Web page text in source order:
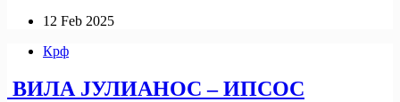
12 Feb 2025
Крф
ВИЛА ЈУЛИАНОС – ИПСОС